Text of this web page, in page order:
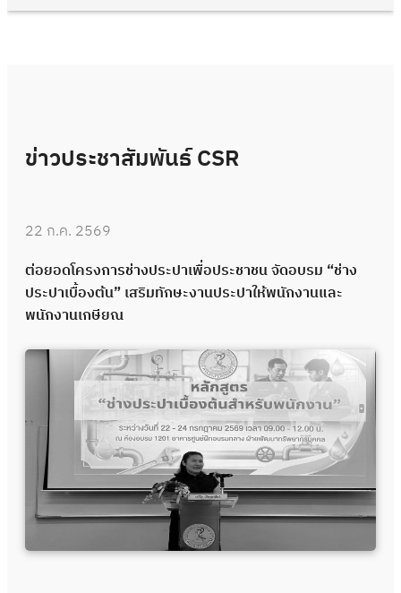
ข่าวประชาสัมพันธ์ CSR
22 ก.ค. 2569
ต่อยอดโครงการช่างประปาเพื่อประชาชน จัดอบรม “ช่าง
ประปาเบื้องต้น” เสริมทักษะงานประปาให้พนักงานและ
พนักงานเกษียณ